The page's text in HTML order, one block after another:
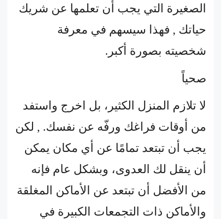
الصغيرة التي يجب أن تعلمها عن شريك
حياتك , فهذا سيسهم في معرفة
شخصيته بصورة أكبر.
صحياً
لا تلازم المنزل الكثير، بل اخرج واستفد
من أوقات فراغك ورفّه عن نفسك. , لكن
يجب أن تبتعد تمامًا عن أي مكان يمكن
أن ينقل لك العدوى، وبشكل عام فإنه
من الأفضل أن تبتعد عن الأماكن المغلقة
والأماكن ذات التجمعات الكبيرة في